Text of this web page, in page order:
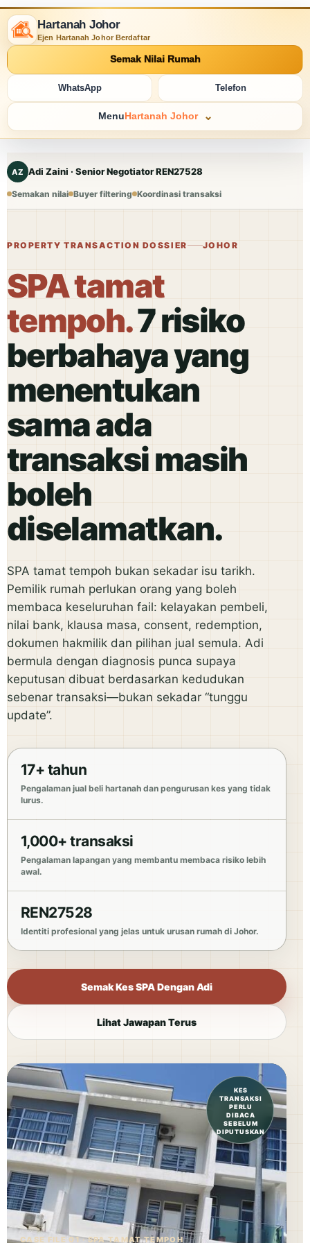
Hartanah Johor
Ejen Hartanah Johor Berdaftar
Semak Nilai Rumah
WhatsApp Telefon
Menu Hartanah Johor
AZ Adi Zaini · Senior Negotiator REN27528
Semakan nilai Buyer filtering Koordinasi transaksi
PROPERTY TRANSACTION DOSSIER JOHOR
SPA tamat
tempoh.7 risiko
berbahaya yang
menentukan
sama ada
transaksi masih
boleh
diselamatkan.
SPA tamat tempoh bukan sekadar isu tarikh.
Pemilik rumah perlukan orang yang boleh
membaca keseluruhan fail: kelayakan pembeli,
nilai bank, klausa masa, consent, redemption,
dokumen hakmilik dan pilihan jual semula. Adi
bermula dengan diagnosis punca supaya
keputusan dibuat berdasarkan kedudukan
sebenar transaksi—bukan sekadar “tunggu
update”.
17+ tahun
Pengalaman jual beli hartanah dan pengurusan kes yang tidak
lurus.
1,000+ transaksi
Pengalaman lapangan yang membantu membaca risiko lebih
awal.
REN27528
Identiti profesional yang jelas untuk urusan rumah di Johor.
Semak Kes SPA Dengan Adi
Lihat Jawapan Terus
KES
TRANSAKSI
PERLU
DIBACA
SEBELUM
DIPUTUSKAN
CASE FILE 01 · SPA TAMAT TEMPOH